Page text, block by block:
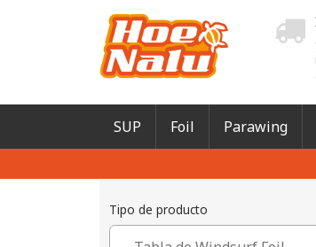
SUP Foil Parawing
Tipo de producto